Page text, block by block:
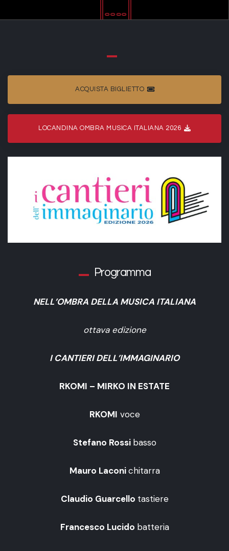
ACQUISTA BIGLIETTO
LOCANDINA OMBRA MUSICA ITALIANA 2026
Programma
NELL’OMBRA DELLA MUSICA ITALIANA
ottava edizione
I CANTIERI DELL’IMMAGINARIO
RKOMI – MIRKO IN ESTATE
RKOMI voce
Stefano Rossi basso
Mauro Laconichitarra
Claudio Guarcello tastiere
Francesco Lucido batteria